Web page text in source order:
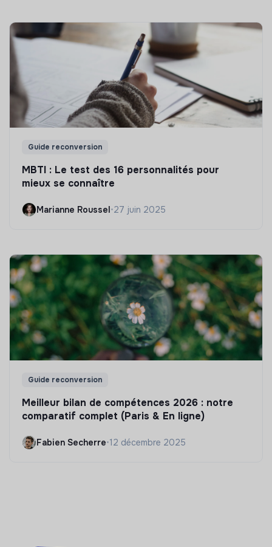
Guide reconversion
MBTI : Le test des 16 personnalités pour
mieux se connaître
Marianne Roussel•27 juin 2025
Guide reconversion
Meilleur bilan de compétences 2026 : notre
comparatif complet (Paris & En ligne)
Fabien Secherre•12 décembre 2025